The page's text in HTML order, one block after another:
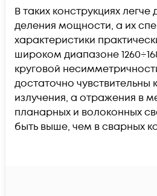
В таких конструкциях легче
деления мощности, а их
характеристики
широком диапазоне
круговой
достаточно чувствительны
излучения, а отражения в
планарных и волоконных
быть выше, чем в сварных